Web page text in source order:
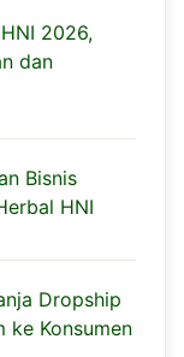
2026,
dan
Bisnis
HNI
Dropship
ke Konsumen